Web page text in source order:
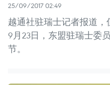
25/09/2017 02:49
越通社驻瑞士记者报道，
9月23日，东盟驻瑞士委
节。